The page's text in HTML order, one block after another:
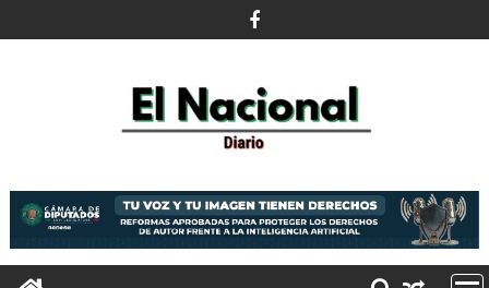
al